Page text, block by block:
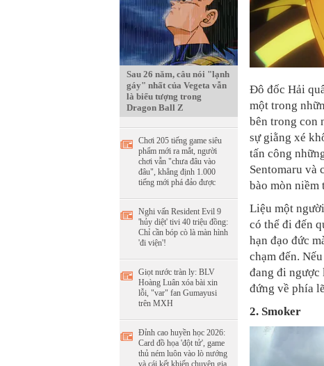
Sau 26 năm, câu nói "lạnh
gáy" nhất của Vegeta vẫn
là biểu tượng trong
Dragon Ball Z
Chơi 205 tiếng game siêu
phẩm mới ra mắt, người
chơi vẫn "chưa đâu vào
đâu", khẳng định 1.000
tiếng mới phá đảo được
Nghi vấn Resident Evil 9
'hủy diệt' tivi 40 triệu đồng:
Chỉ cần bóp cò là màn hình
'đi viện'!
Giọt nước tràn ly: BLV
Hoàng Luân xóa bài xin
lỗi, "var" fan Gumayusi
trên MXH
Đỉnh cao huyền học 2026:
Card đồ họa 'đột tử', game
thủ ném luôn vào lò nướng
và cái kết khiến chuyên gia
Đô đốc Hải
một trong
bên trong con
sự giằng xé
tấn công
Sentomaru và
bào mòn niềm
Liệu một
có thể đi đến
hạn đạo đức
chạm đến.
đang đi ngược
đứng về phía
2. Smoker